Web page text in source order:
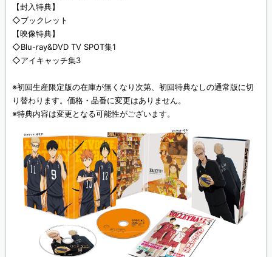
【封入特典】
◇ブックレット
【映像特典】
◇Blu-ray&DVD TV SPOT集1
◇アイキャッチ集3
※初回生産限定版の在庫が無くなり次第、初回特典なしの通常版に切
り替わります。価格・品番に変更はありません。
※特典内容は変更となる可能性がございます。